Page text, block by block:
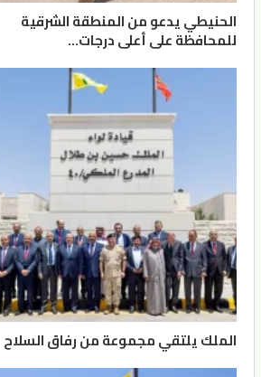
الحنيطي يدعو من المنطقة الشرقية
للمحافظة على أعلى درجات…
الملك يلتقي مجموعة من رفاق السلاح